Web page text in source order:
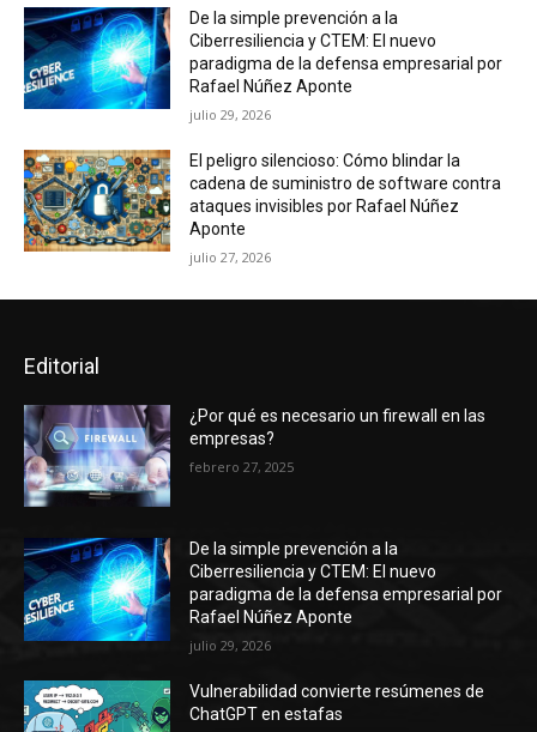
De la simple prevención a la
Ciberresiliencia y CTEM: El nuevo
paradigma de la defensa empresarial por
Rafael Núñez Aponte
julio 29, 2026
El peligro silencioso: Cómo blindar la
cadena de suministro de software contra
ataques invisibles por Rafael Núñez
Aponte
julio 27, 2026
Editorial
¿Por qué es necesario un firewall en las
empresas?
febrero 27, 2025
De la simple prevención a la
Ciberresiliencia y CTEM: El nuevo
paradigma de la defensa empresarial por
Rafael Núñez Aponte
julio 29, 2026
Vulnerabilidad convierte resúmenes de
ChatGPT en estafas